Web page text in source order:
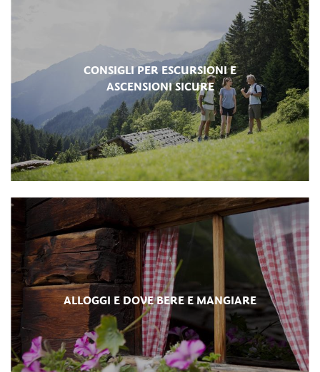
CONSIGLI PER ESCURSIONI E
ASCENSIONI SICURE
ALLOGGI E DOVE BERE E MANGIARE